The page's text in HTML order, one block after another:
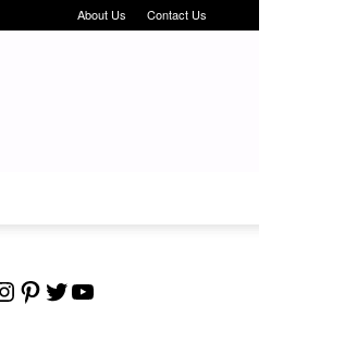
About Us Contact Us
Pinterest
Twitter
YouTube